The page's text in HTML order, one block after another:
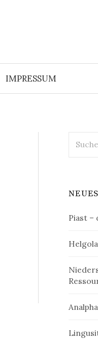
IMPRESSUM
nach:
Piast –